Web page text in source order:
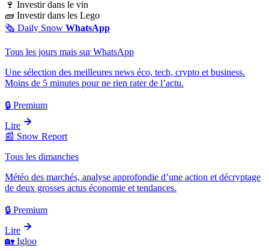
🍷 Investir dans le vin
🧱 Investir dans les Lego
🗞️ Daily Snow WhatsApp
Tous les jours mais sur WhatsApp
Une sélection des meilleures news éco, tech, crypto et business.
Moins de 5 minutes pour ne rien rater de l’actu.
🔒 Premium
Lire
📰 Snow Report
Tous les dimanches
Météo des marchés, analyse approfondie d’une action et décryptage
de deux grosses actus économie et tendances.
🔒 Premium
Lire
🏡 Igloo